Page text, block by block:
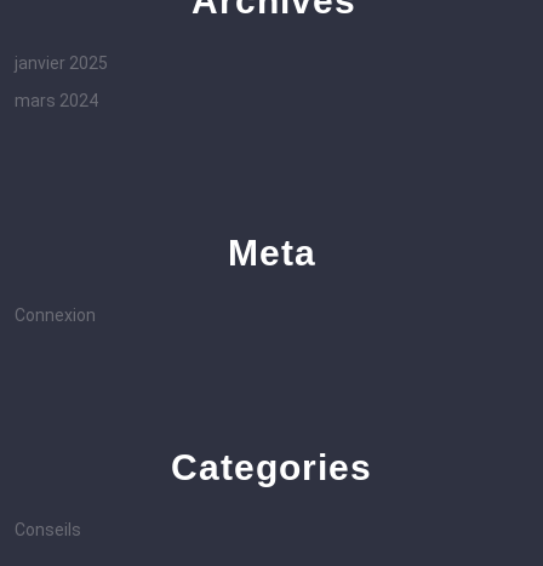
janvier 2025
mars 2024
Meta
Connexion
Categories
Conseils